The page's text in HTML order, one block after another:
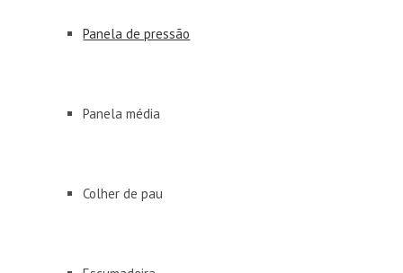
Panela de pressão
Panela média
Colher de pau